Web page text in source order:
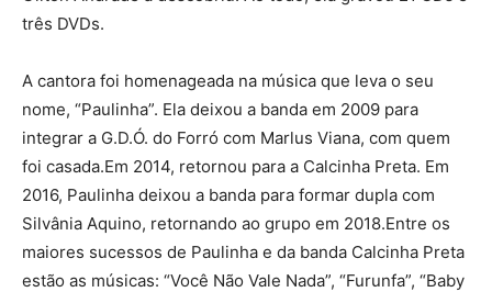
três DVDs.
A cantora foi homenageada na música que leva o seu
nome, “Paulinha”. Ela deixou a banda em 2009 para
integrar a G.D.Ó. do Forró com Marlus Viana, com quem
foi casada.Em 2014, retornou para a Calcinha Preta. Em
2016, Paulinha deixou a banda para formar dupla com
Silvânia Aquino, retornando ao grupo em 2018.Entre os
maiores sucessos de Paulinha e da banda Calcinha Preta
estão as músicas: “Você Não Vale Nada”, “Furunfa”, “Baby